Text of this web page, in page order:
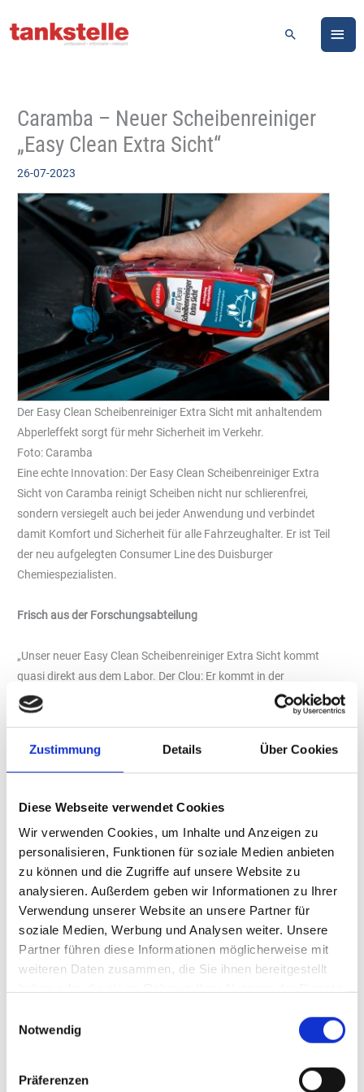
Zustimmung Details Über Cookies
Diese Webseite verwendet Cookies
Wir verwenden Cookies, um Inhalte und Anzeigen zu
personalisieren, Funktionen für soziale Medien anbieten
zu können und die Zugriffe auf unsere Website zu
analysieren. Außerdem geben wir Informationen zu Ihrer
Verwendung unserer Website an unsere Partner für
soziale Medien, Werbung und Analysen weiter. Unsere
Partner führen diese Informationen möglicherweise mit
weiteren Daten zusammen, die Sie ihnen bereitgestellt
Notwendig
Präferenzen
Inhalt
Suchen
Caramba – Neuer Scheibenreiniger
„Easy Clean Extra Sicht“
26-07-2023
Der Easy Clean Scheibenreiniger Extra Sicht mit anhaltendem
Abperleffekt sorgt für mehr Sicherheit im Verkehr.
Foto: Caramba
Eine echte Innovation: Der Easy Clean Scheibenreiniger Extra
Sicht von Caramba reinigt Scheiben nicht nur schlierenfrei,
sondern versiegelt auch bei jeder Anwendung und verbindet
damit Komfort und Sicherheit für alle Fahrzeughalter. Er ist Teil
der neu aufgelegten Consumer Line des Duisburger
Chemiespezialisten.
Frisch aus der Forschungsabteilung
„Unser neuer Easy Clean Scheibenreiniger Extra Sicht kommt
quasi direkt aus dem Labor. Der Clou: Er kommt in der
Wischwasseranlage des Fahrzeugs zum Einsatz, versiegelt bei
jeder Betätigung des Scheibenwischers die Fläche wirkungsvoll
tropfen so mühelos von der Windschutzscheibe ab“, erklärt Dr.
Richard Meurer, Entwicklungsleiter bei Caramba. „Unsere
schlechten Wetterbedingungen eine verbesserte Sicht genießen
können. Das erhöht nicht zuletzt die Sicherheit.“ Meurer empfiehlt:
„Für einen optimalen Abperleffekt sollte man den Vorratsbehälter
vor der Erstbefüllung allerdings vollständig leersprühen.“
Scheibenreiniger-Rundumpaket
Die leuchtend rote Farbe des Easy Clean Scheibenreinigers
Handhabung. Darüber hinaus ist der Scheibenreiniger auch für
Fächerdüsen geeignet, sodass jeder Winkel der
Konzentratverhältnis von 1:4 ist er äußerst ergiebig, aus den von